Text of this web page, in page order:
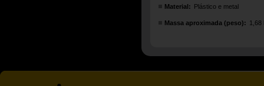
Material: Plástico e metal
Massa aproximada (peso): 1,68